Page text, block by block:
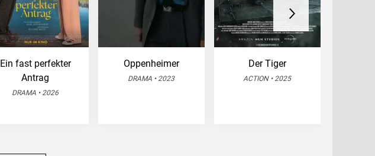
Ein fast perfekter
Antrag
DRAMA • 2026
Oppenheimer
DRAMA • 2023
Der Tiger
ACTION • 2025